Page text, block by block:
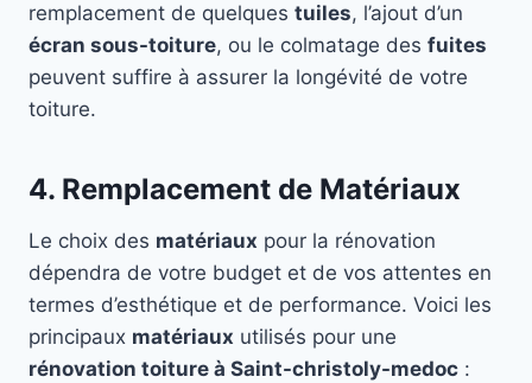
remplacement de quelques tuiles, l’ajout d’un
écran sous-toiture, ou le colmatage des fuites
peuvent suffire à assurer la longévité de votre
toiture.
4. Remplacement de Matériaux
Le choix des matériaux pour la rénovation
dépendra de votre budget et de vos attentes en
termes d’esthétique et de performance. Voici les
principaux matériaux utilisés pour une
rénovation toiture à Saint-christoly-medoc :